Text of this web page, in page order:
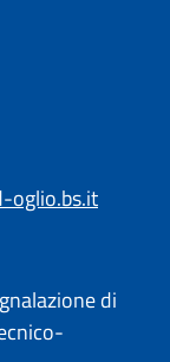
oglio.bs.it
di